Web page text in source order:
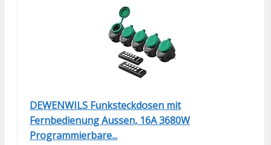
DEWENWILS Funksteckdosen mit
Fernbedienung Aussen, 16A 3680W
Programmierbare...